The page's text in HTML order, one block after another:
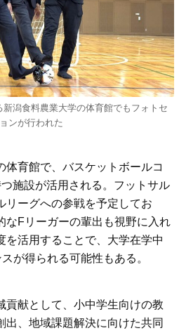
潟食料農業大学の体育館でもフォトセ
ンが行われた
体育館で、バスケットボールコ
施設が活用される。フットサル
リーグへの参戦を予定してお
なFリーガーの輩出も視野に入れ
を活用することで、大学在学中
が得られる可能性もある。
貢献として、小中学生向けの教
出、地域課題解決に向けた共同